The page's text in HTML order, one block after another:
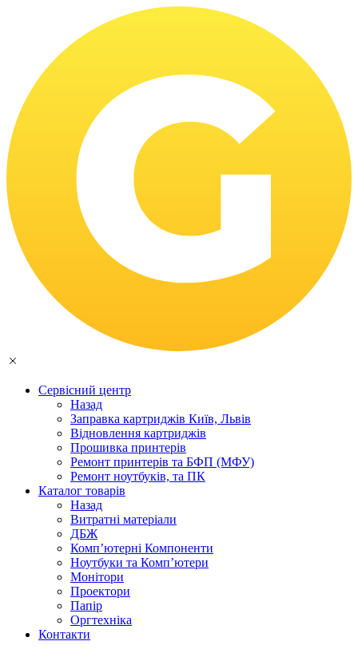
Сервісний центр
Назад
Заправка картриджів Київ, Львів
Відновлення картриджів
Прошивка принтерів
Ремонт принтерів та БФП (МФУ)
Ремонт ноутбуків, та ПК
Каталог товарів
Назад
Витратні матеріали
ДБЖ
Комп’ютерні Компоненти
Ноутбуки та Комп’ютери
Монітори
Проектори
Папір
Оргтехніка
Контакти